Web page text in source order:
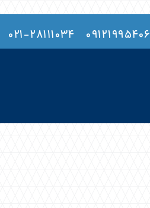
۰۹۱۲۱۹۹۵۴۰۶ ۲۸۱۱۱۰۳۴-۰۲۱